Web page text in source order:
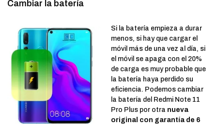
Cambiar la batería
Si la batería empieza a durar
menos, si hay que cargar el
móvil más de una vez al día, si
el móvil se apaga con el 20%
de carga es muy probable que
la batería haya perdido su
eficiencia. Podemos cambiar
la batería del Redmi Note 11
Pro Plus por otra nueva
original con garantía de 6